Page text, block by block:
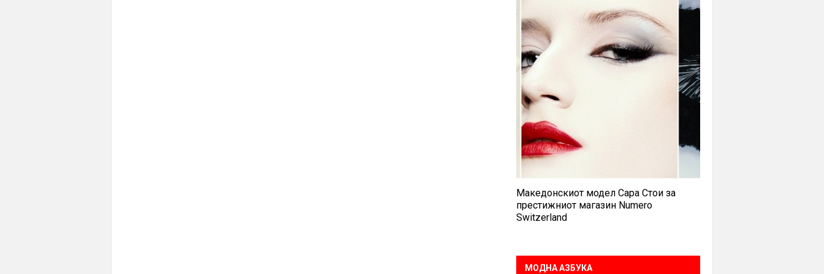
Македонскиот модел Сара Стои за
престижниот магазин Numero
Switzerland
МОДНА АЗБУКА